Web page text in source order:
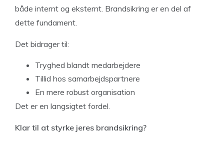
både internt og eksternt. Brandsikring er en del af
dette fundament.
Det bidrager til:
Tryghed blandt medarbejdere
Tillid hos samarbejdspartnere
En mere robust organisation
Det er en langsigtet fordel.
Klar til at styrke jeres brandsikring?